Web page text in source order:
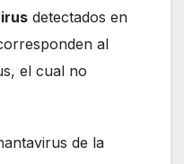
detectados en
al
el cual no
de la